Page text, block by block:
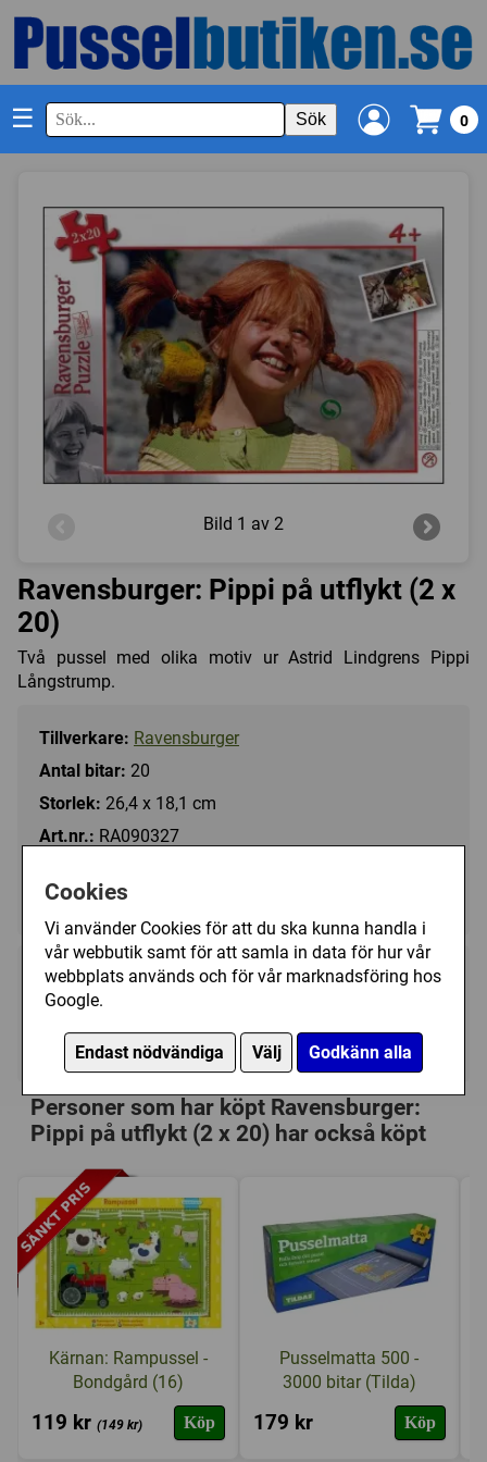
Cookies
Vi använder Cookies för att du ska kunna handla i
vår webbutik samt för att samla in data för hur vår
webbplats används och för vår marknadsföring hos
Google.
Endast nödvändiga Välj Godkänn alla
☰ Sök 0
Bild 1 av 2
Ravensburger: Pippi på utflykt (2 x
20)
Två pussel med olika motiv ur Astrid Lindgrens Pippi
Långstrump.
Tillverkare: Ravensburger
Antal bitar: 20
Storlek: 26,4 x 18,1 cm
Art.nr.: RA090327
Antal Bitar/3 - 99
99 kr Utgått
Ej tillgänglig
Personer som har köpt Ravensburger:
Pippi på utflykt (2 x 20) har också köpt
Kärnan: Rampussel -
Bondgård (16)
119 kr (149 kr) Köp
Pusselmatta 500 -
3000 bitar (Tilda)
179 kr Köp